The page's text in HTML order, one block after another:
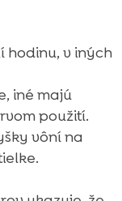
hodinu, v iných
iné majú
použití.
vôní na